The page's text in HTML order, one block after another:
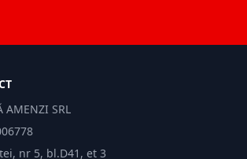
AMENZI SRL
nr 5, bl.D41, et 3